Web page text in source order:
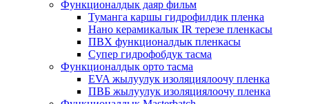
Функционалдык даяр фильм
Туманга каршы гидрофилдик пленка
Нано керамикалык IR терезе пленкасы
ПВХ функционалдык пленкасы
Супер гидрофобдук тасма
Функционалдык орто тасма
EVA жылуулук изоляциялоочу пленка
ПВБ жылуулук изоляциялоочу пленка